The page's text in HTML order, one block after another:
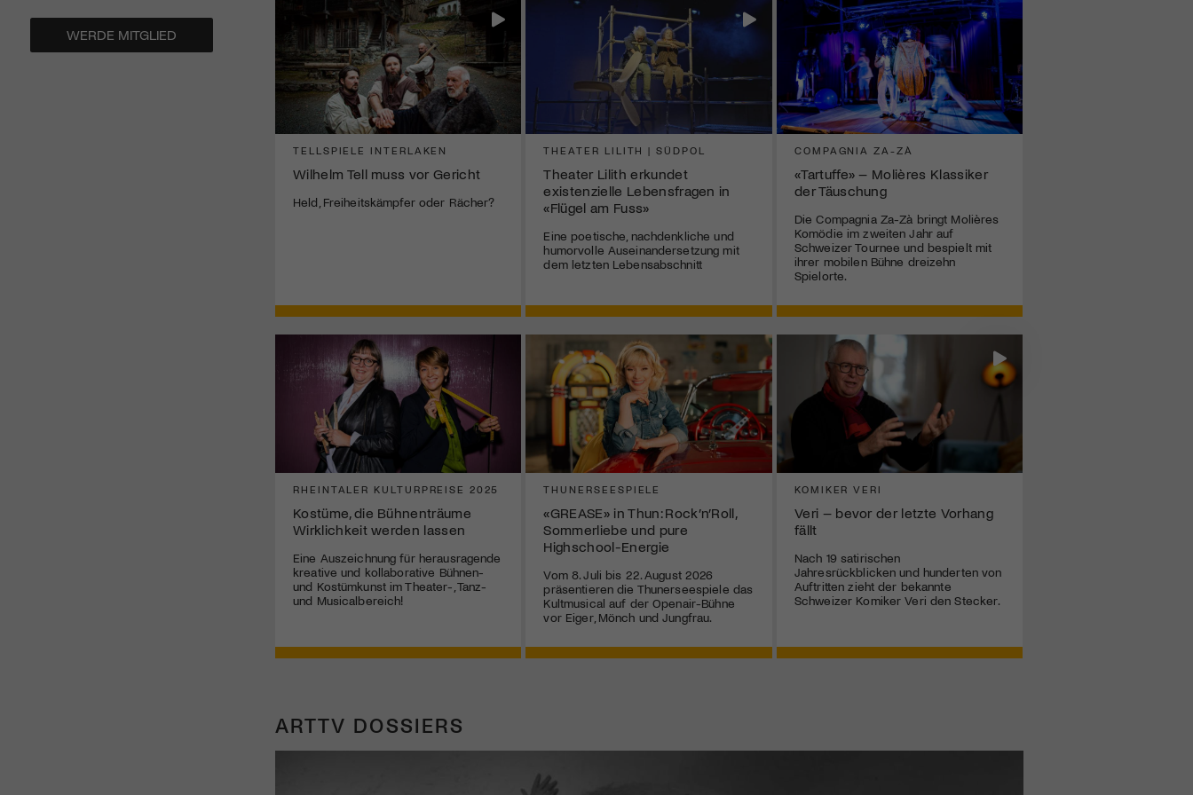
WERDE MITGLIED
TELLSPIELE INTERLAKEN
Wilhelm Tell muss vor Gericht
Held, Freiheitskämpfer oder Rächer?
THEATER LILITH | SÜDPOL
Theater Lilith erkundet
existenzielle Lebensfragen in
«Flügel am Fuss»
Eine poetische, nachdenkliche und
humorvolle Auseinandersetzung mit
dem letzten Lebensabschnitt
COMPAGNIA ZA-ZÀ
«Tartuffe» – Molières Klassiker
der Täuschung
Die Compagnia Za-Zà bringt Molières
Komödie im zweiten Jahr auf
Schweizer Tournee und bespielt mit
ihrer mobilen Bühne dreizehn
Spielorte.
RHEINTALER KULTURPREISE 2025
Kostüme, die Bühnenträume
Wirklichkeit werden lassen
Eine Auszeichnung für herausragende
kreative und kollaborative Bühnen-
und Kostümkunst im Theater-, Tanz-
und Musicalbereich!
THUNERSEESPIELE
«GREASE» in Thun: Rock’n’Roll,
Sommerliebe und pure
Highschool-Energie
Vom 8. Juli bis 22. August 2026
präsentieren die Thunerseespiele das
Kultmusical auf der Openair-Bühne
vor Eiger, Mönch und Jungfrau.
KOMIKER VERI
Veri – bevor der letzte Vorhang
fällt
Nach 19 satirischen
Jahresrückblicken und hunderten von
Auftritten zieht der bekannte
Schweizer Komiker Veri den Stecker.
ARTTV DOSSIERS